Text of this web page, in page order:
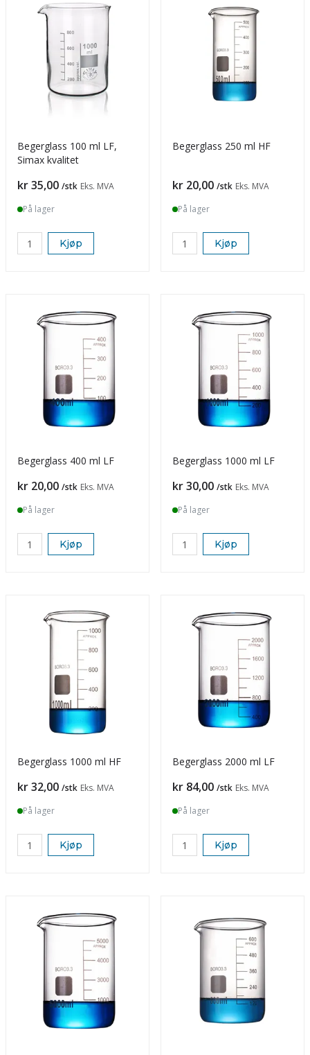
Begerglass 100 ml LF,
Simax kvalitet
Pris
kr 35,00 /stk Eks. MVA
På lager
Kjøp
Begerglass 250 ml HF
Pris
kr 20,00 /stk Eks. MVA
På lager
Kjøp
Begerglass 400 ml LF
Pris
kr 20,00 /stk Eks. MVA
På lager
Kjøp
Begerglass 1000 ml LF
Pris
kr 30,00 /stk Eks. MVA
På lager
Kjøp
Begerglass 1000 ml HF
Pris
kr 32,00 /stk Eks. MVA
På lager
Kjøp
Begerglass 2000 ml LF
Pris
kr 84,00 /stk Eks. MVA
På lager
Kjøp